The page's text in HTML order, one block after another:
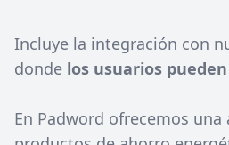
Incluye la integración con
donde los usuarios
En Padword ofrecemos